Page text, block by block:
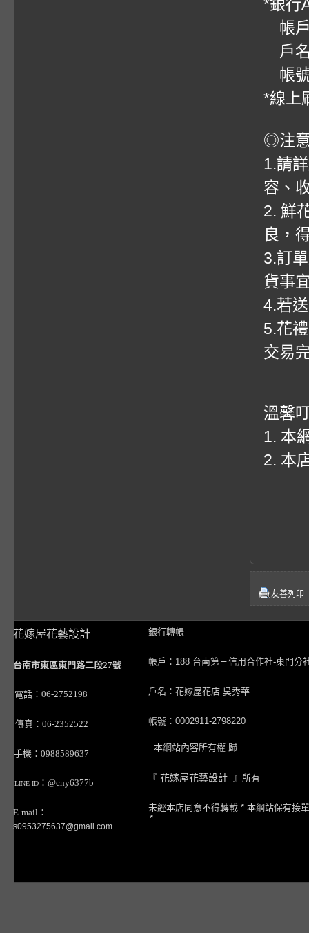
*銀行
帳戶
戶
帳
*線上
◎注
1.請
容、
2. 鮮
良，
3.訂
貨事
4.若
5.花
交易
溫馨
1. 本
2. 本
友善列印
花嫁屋花藝設計
台南市東區東門路二段27號
電話：06-2752198
傳真：06-2352522
手機：0988589637
LINE ID ：@cny6377b
E-mail：
s0953275637@gmail.com
銀行轉帳
帳戶：188 台南第三信用合作社-東門分
戶名：花嫁屋花店 吳秀華
帳號：0002911-2798220
本網站內容所有權 歸
『 花嫁屋花藝設計 』所有
未經本店同意不得轉載 * 本網站保有接
*